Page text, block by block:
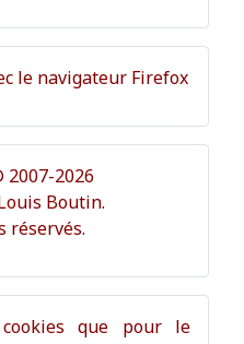
le navigateur Firefox
2026
Boutin.
réservés.
que pour le